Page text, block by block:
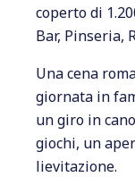
coperto di
Bar, Pinseria,
Una cena
giornata in
un giro in
giochi, un
lievitazione.